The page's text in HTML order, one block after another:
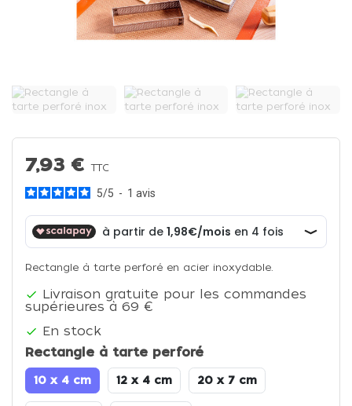
7,93 €TTC
5/5 - 1 avis
Rectangle à tarte perforé en acier inoxydable.
 Livraison gratuite pour les commandes
supérieures à 69 €
 En stock
Rectangle à tarte perforé
10 x 4 cm 12 x 4 cm 20 x 7 cm